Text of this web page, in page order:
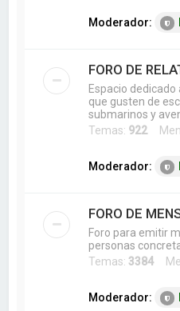
Moderador:
FORO DE
Espacio
que gusten de
submarinos y
Temas: 922
Moderador:
FORO DE
Foro para emitir
personas
Temas: 3384
Moderador: